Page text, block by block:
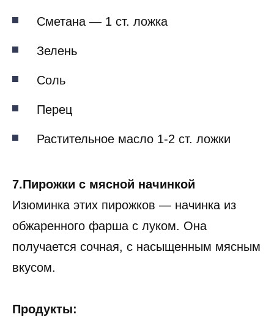
Сметана — 1 ст. ложка
Зелень
Соль
Перец
Растительное масло 1-2 ст. ложки
7.Пирожки с мясной начинкой
Изюминка этих пирожков — начинка из
обжаренного фарша с луком. Она
получается сочная, с насыщенным мясным
вкусом.
Продукты: